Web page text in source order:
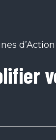
d’Action